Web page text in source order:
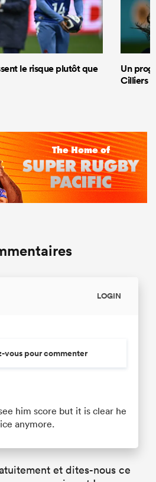
le risque plutôt que
Un
Cilliers
LOGIN
vous pour commenter
him score but it is clear he
anymore.
et dites-nous ce